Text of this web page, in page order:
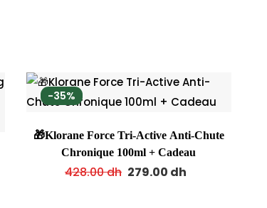
-35%
🎁Klorane Force Tri-Active Anti-Chute
Chronique 100ml + Cadeau
428.00dh 279.00 dh